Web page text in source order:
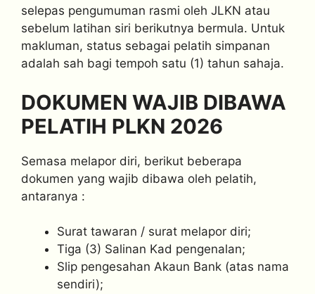
selepas pengumuman rasmi oleh JLKN atau
sebelum latihan siri berikutnya bermula. Untuk
makluman, status sebagai pelatih simpanan
adalah sah bagi tempoh satu (1) tahun sahaja.
DOKUMEN WAJIB DIBAWA
PELATIH PLKN 2026
Semasa melapor diri, berikut beberapa
dokumen yang wajib dibawa oleh pelatih,
antaranya :
Surat tawaran / surat melapor diri;
Tiga (3) Salinan Kad pengenalan;
Slip pengesahan Akaun Bank (atas nama
sendiri);